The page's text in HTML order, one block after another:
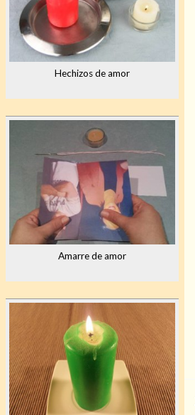
Hechizos de amor
Amarre de amor